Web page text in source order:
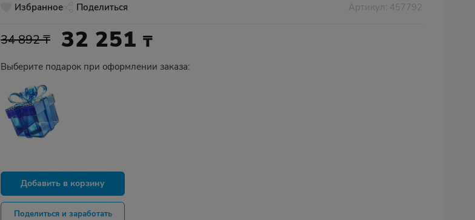
Избранное Поделиться Артикул: 457792
34 892 ₸ 32 251₸
Выберите подарок при оформлении заказа:
Добавить в корзину
Поделиться и заработать